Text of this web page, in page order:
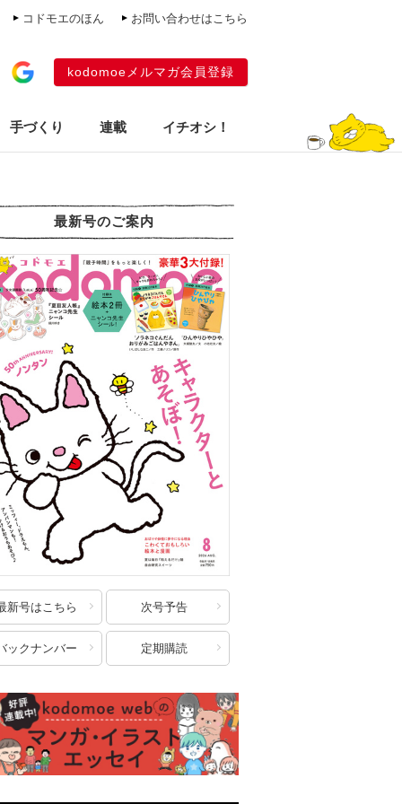
コドモエのほん お問い合わせはこちら
kodomoeメルマガ会員登録
手づくり 連載 イチオシ！
最新号のご案内
新号はこちら 次号予告
ックナンバー 定期購読